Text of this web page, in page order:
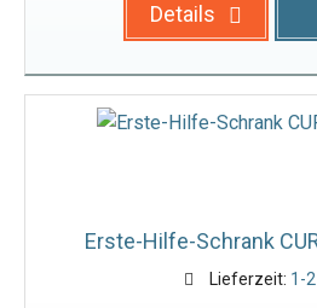
Details
Erste-Hilfe-Schrank
Lieferzeit: 1-